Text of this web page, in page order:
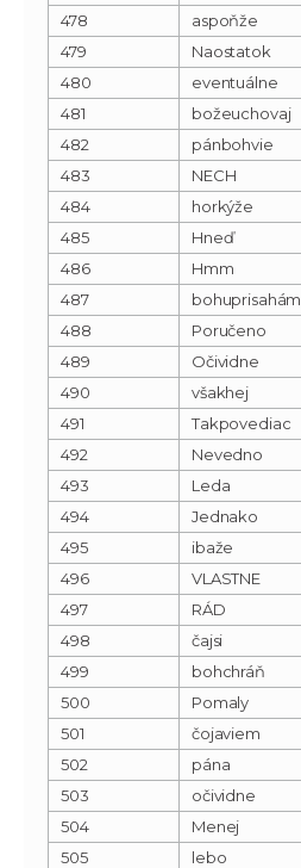
478
aspoňže
479
Naostatok
480
eventuálne
481
božeuchovaj
482
pánbohvie
483
NECH
484
horkýže
485
Hneď
486
Hmm
487
bohuprisahám
488
Poručeno
489
Očividne
490
všakhej
491
Takpovediac
492
Nevedno
493
Leda
494
Jednako
495
ibaže
496
VLASTNE
497
RÁD
498
čajsi
499
bohchráň
500
Pomaly
501
čojaviem
502
pána
503
očividne
504
Menej
505
lebo